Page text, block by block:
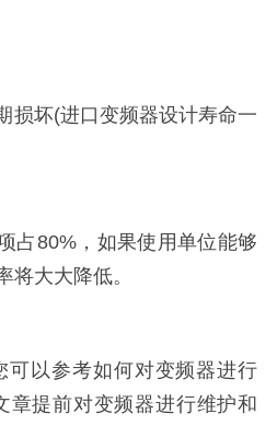
损坏(进口变频器设计寿命一
占80%，如果使用单位能够
将大大降低。
可以参考如何对变频器进行
章提前对变频器进行维护和